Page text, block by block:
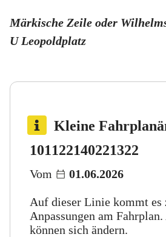
Märkische Zeile oder
U Leopoldplatz
Kleine
101Bus 122
122Bus 140
140Bus 221
221Bus 322
322
Vom 01.06.2026
Auf dieser Linie kommt es
Anpassungen am
können sich ändern.